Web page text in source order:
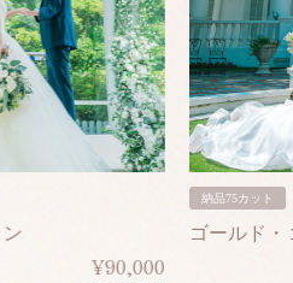
¥90,000
納品75カット
ゴールド・